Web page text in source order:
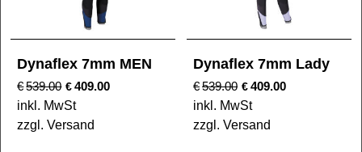
Dynaflex 7mm MEN
€539.00 € 409.00
inkl. MwSt
zzgl. Versand
Dynaflex 7mm Lady
€539.00 €409.00
inkl. MwSt
zzgl. Versand